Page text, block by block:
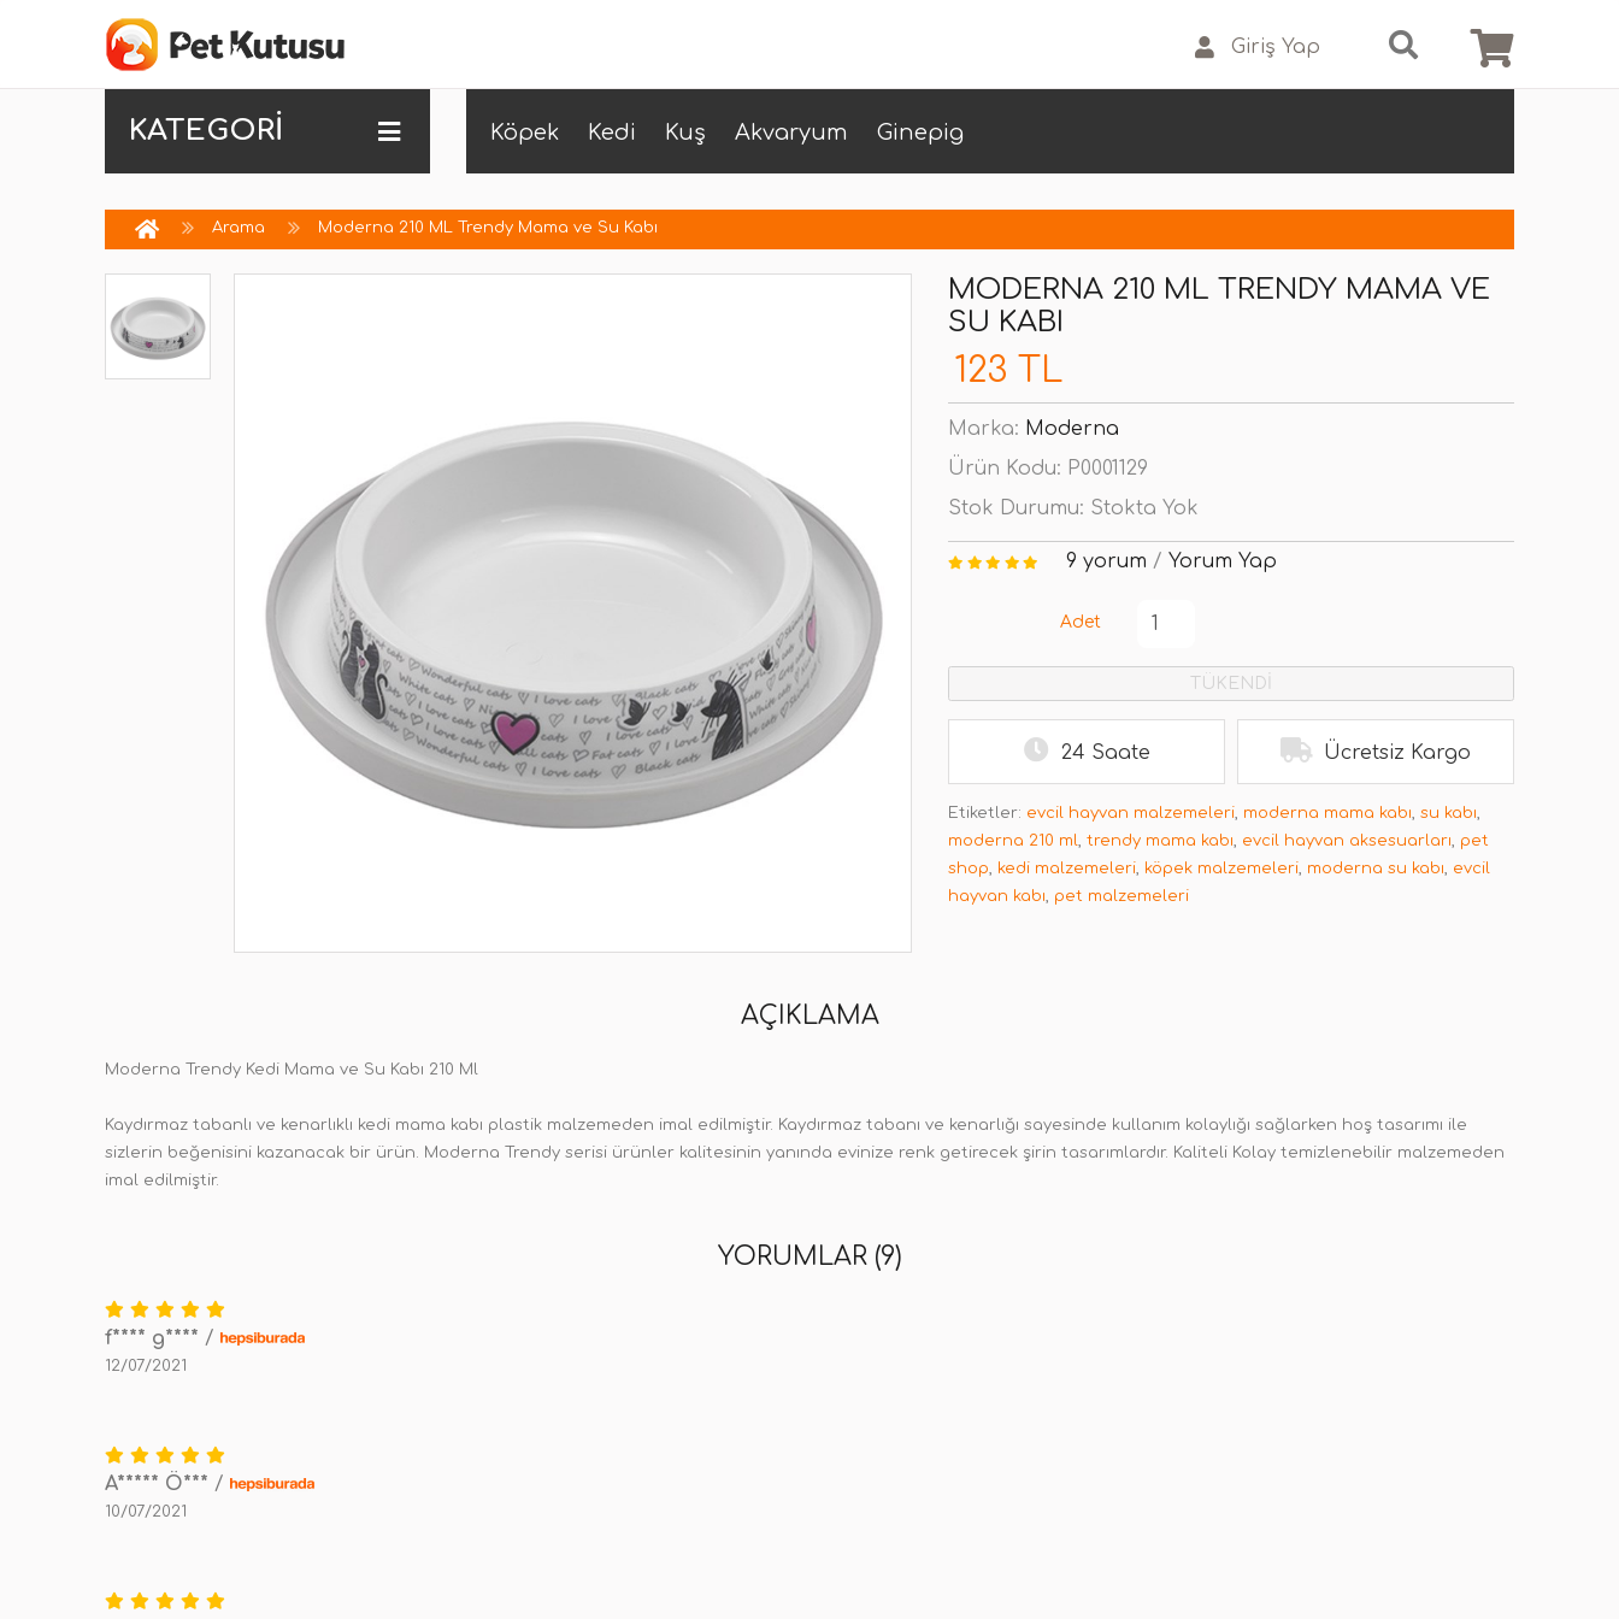
Giriş Yap
KATEGORİ Köpek Kedi Kuş Akvaryum Ginepig
Arama Moderna 210 ML Trendy Mama ve Su Kabı
MODERNA 210 ML TRENDY MAMA VE
SU KABI
123 TL
Marka: Moderna
Ürün Kodu: P0001129
Stok Durumu: Stokta Yok
9 yorum / Yorum Yap
Adet
TÜKENDİ
24 Saate Ücretsiz Kargo
Etiketler: evcil hayvan malzemeleri, moderna mama kabı, su kabı,
moderna 210 ml, trendy mama kabı, evcil hayvan aksesuarları, pet
shop, kedi malzemeleri, köpek malzemeleri, moderna su kabı, evcil
hayvan kabı, pet malzemeleri
AÇIKLAMA
Moderna Trendy Kedi Mama ve Su Kabı 210 Ml
Kaydırmaz tabanlı ve kenarlıklı kedi mama kabı plastik malzemeden imal edilmiştir. Kaydırmaz tabanı ve kenarlığı sayesinde kullanım kolaylığı sağlarken hoş tasarımı ile
sizlerin beğenisini kazanacak bir ürün. Moderna Trendy serisi ürünler kalitesinin yanında evinize renk getirecek şirin tasarımlardır. Kaliteli Kolay temizlenebilir malzemeden
imal edilmiştir.
YORUMLAR (9)
f**** g**** /
12/07/2021
A***** Ö*** /
10/07/2021